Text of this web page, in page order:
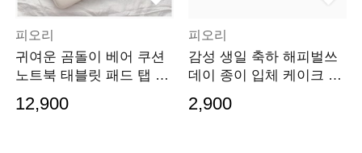
피오리
귀여운 곰돌이 베어 쿠션
노트북 태블릿 패드 탭 파
12,900
피오리
감성 생일 축하 해피벌쓰
데이 종이 입체 케이크 선
2,900